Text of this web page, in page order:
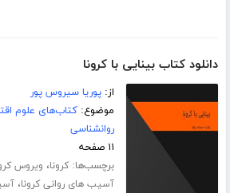
دانلود کتاب بینایی با کرونا
از:پوریا سیروس پور
موضوع:کتاب‌های علوم
روانشناسی
۱۱ صفحه
برچسب‌ها:کرونا، ویروس
آسیب های روانی کرونا،